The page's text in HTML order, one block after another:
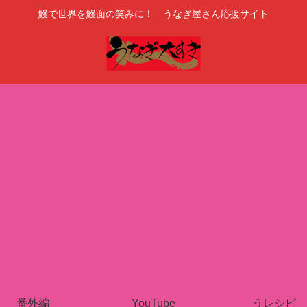
鰻で世界を鰻面の笑みに！ うなぎ屋さん応援サイト
番外編 YouTube うレシピ